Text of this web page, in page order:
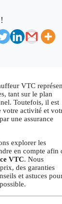
VTC
tant sur le plan
Toutefois, il est
votre activité et
une assurance
explorer les
en compte afin
VTC. Nous
des garanties
et astuces